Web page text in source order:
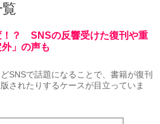
！？ SNSの反響受けた復刊や重
」の声も
SNSで話題になることで、書籍が復刊
されたりするケースが目立っていま